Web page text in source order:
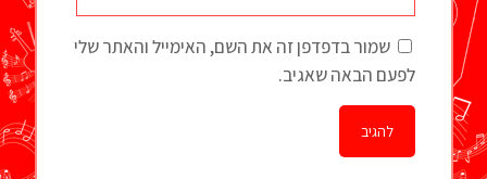
שמור בדפדפן זה את השם, האימייל והאתר שלי
לפעם הבאה שאגיב.